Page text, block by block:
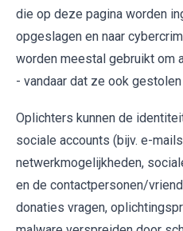
die op deze pagina worden
opgeslagen en naar
worden meestal gebruikt om
- vandaar dat ze ook
Oplichters kunnen de
sociale accounts (bijv. e-
netwerkmogelijkheden,
en de contactpersonen/
donaties vragen,